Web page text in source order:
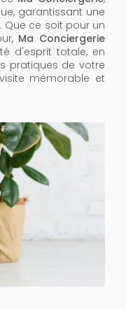
garantissant une
ce soit pour un
Ma Conciergerie
d'esprit totale, en
pratiques de votre
mémorable et